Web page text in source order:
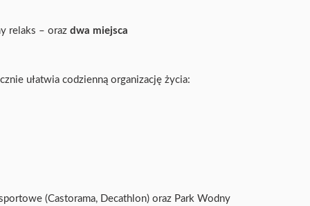
relaks – oraz dwa miejsca
ułatwia codzienną organizację życia:
(Castorama, Decathlon) oraz Park Wodny